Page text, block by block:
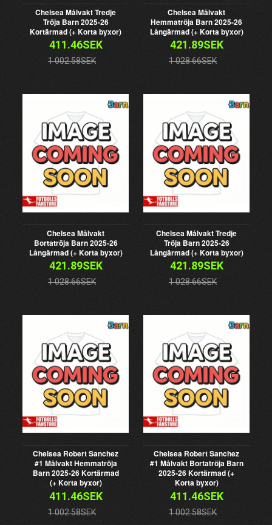
Chelsea Målvakt Tredje
Tröja Barn 2025-26
Kortärmad (+ Korta byxor)
411.46SEK
1 002.58SEK
Chelsea Målvakt
Hemmatröja Barn 2025-26
Långärmad (+ Korta byxor)
421.89SEK
1 028.66SEK
Chelsea Målvakt
Bortatröja Barn 2025-26
Långärmad (+ Korta byxor)
421.89SEK
1 028.66SEK
Chelsea Målvakt Tredje
Tröja Barn 2025-26
Långärmad (+ Korta byxor)
421.89SEK
1 028.66SEK
Chelsea Robert Sanchez
#1 Målvakt Hemmatröja
Barn 2025-26 Kortärmad
(+ Korta byxor)
411.46SEK
1 002.58SEK
Chelsea Robert Sanchez
#1 Målvakt Bortatröja Barn
2025-26 Kortärmad (+
Korta byxor)
411.46SEK
1 002.58SEK